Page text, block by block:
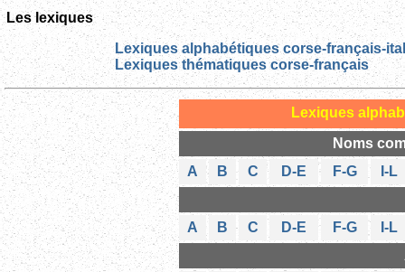
Les lexiques
Lexiques alphabétiques corse-français-
Lexiques thématiques corse-français
Lexiques
Noms
A
B C D-E F-G I-L
A B C D-E F-G
I-L